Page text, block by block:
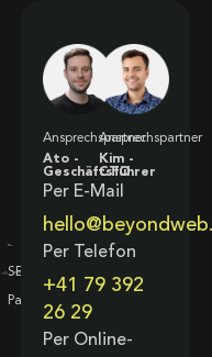
Ansprechspartner
Ato -
Geschäftsführer
Ansprechspartner
Kim -
CTO
Per E-Mail
Per Telefon
+41 79 392
26 29
Per Online-